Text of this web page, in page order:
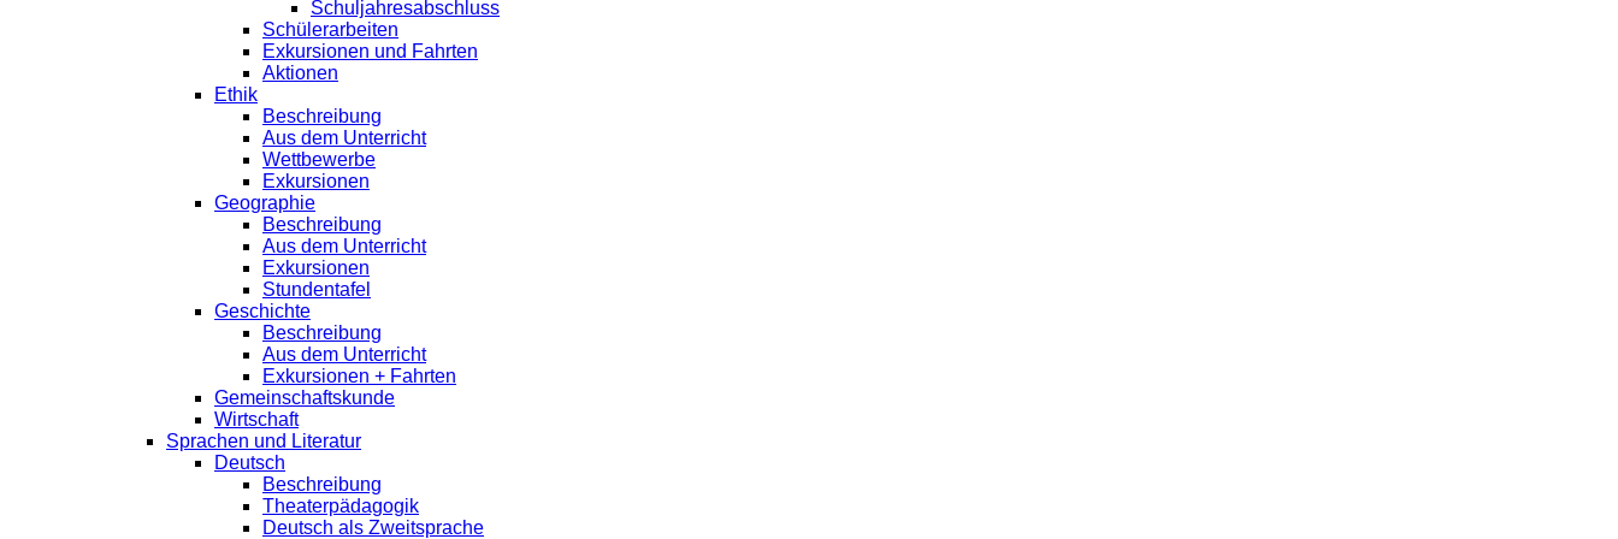
Schuljahresabschluss
Schülerarbeiten
Exkursionen und Fahrten
Aktionen
Ethik
Beschreibung
Aus dem Unterricht
Wettbewerbe
Exkursionen
Geographie
Beschreibung
Aus dem Unterricht
Exkursionen
Stundentafel
Geschichte
Beschreibung
Aus dem Unterricht
Exkursionen + Fahrten
Gemeinschaftskunde
Wirtschaft
Sprachen und Literatur
Deutsch
Beschreibung
Theaterpädagogik
Deutsch als Zweitsprache